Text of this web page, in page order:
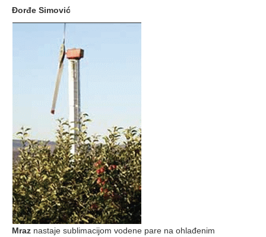
Đorđe Simović
Mraz nastaje sublimacijom vodene pare na ohlađenim